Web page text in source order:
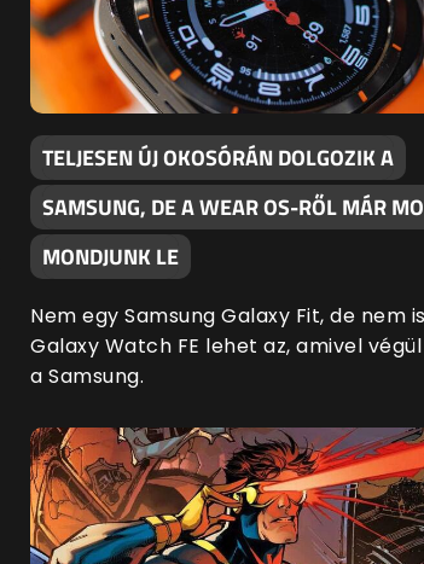
TELJESEN ÚJ OKOSÓRÁN DOLGOZIK A
SAMSUNG, DE A WEAR OS-RŐL MÁR
MONDJUNK LE
Nem egy Samsung Galaxy Fit, de nem
Galaxy Watch FE lehet az, amivel
a Samsung.